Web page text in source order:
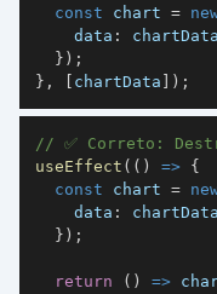
const chart =
data : chartData
} ) ;
} , [ chartData ] ) ;
// ✅ Correto:
useEffect ( ( ) => {
const chart =
data : chartData
} ) ;
return ( ) =>